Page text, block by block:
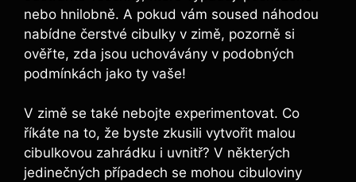
nebo hnilobně. A pokud vám soused náhodou
nabídne čerstvé cibulky v zimě, pozorně si
ověřte, zda jsou uchovávány v podobných
podmínkách jako ty vaše!
V zimě se také nebojte experimentovat. Co
říkáte na to, že byste zkusili vytvořit malou
cibulkovou zahrádku i uvnitř? V některých
jedinečných případech se mohou cibuloviny